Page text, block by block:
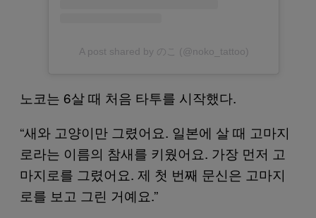
A post shared by のこ (@noko_tattoo)
노코는 6살 때 처음 타투를 시작했다.
“새와 고양이만 그렸어요. 일본에 살 때 고마지
로라는 이름의 참새를 키웠어요. 가장 먼저 고
마지로를 그렸어요. 제 첫 번째 문신은 고마지
로를 보고 그린 거예요.”